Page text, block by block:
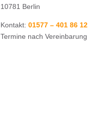
10781 Berlin
Kontakt:01577 – 401 86 12
Termine nach Vereinbarung